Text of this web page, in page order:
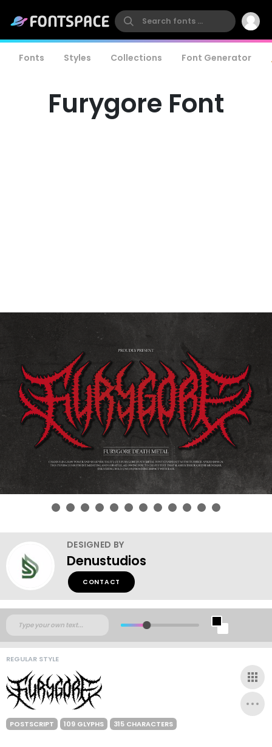
Fonts Styles Collections Font Generator
Furygore Font
DESIGNED BY
Denustudios
CONTACT
REGULAR STYLE
POSTSCRIPT 109 GLYPHS 315 CHARACTERS